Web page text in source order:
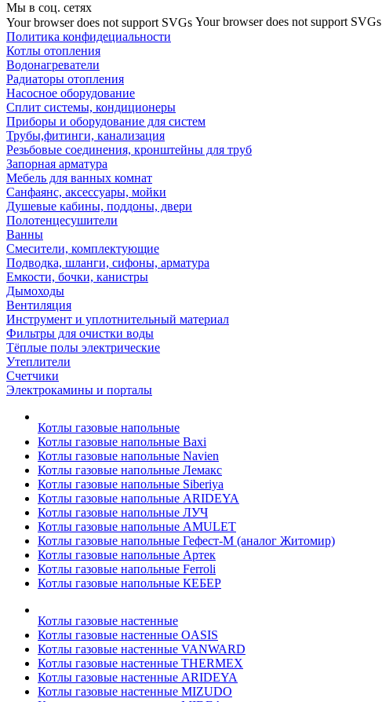
Мы в соц. сетях
Your browser does not support SVGs Your browser does not support SVGs
Политика конфидециальности
Котлы отопления
Водонагреватели
Радиаторы отопления
Насосное оборудование
Сплит системы, кондиционеры
Приборы и оборудование для систем
Трубы,фитинги, канализация
Резьбовые соединения, кронштейны для труб
Запорная арматура
Мебель для ванных комнат
Санфаянс, аксессуары, мойки
Душевые кабины, поддоны, двери
Полотенцесушители
Ванны
Смесители, комплектующие
Подводка, шланги, сифоны, арматура
Емкости, бочки, канистры
Дымоходы
Вентиляция
Инструмент и уплотнительный материал
Фильтры для очистки воды
Тёплые полы электрические
Утеплители
Счетчики
Электрокамины и порталы
Котлы газовые напольные
Котлы газовые напольные Baxi
Котлы газовые напольные Navien
Котлы газовые напольные Лемакс
Котлы газовые напольные Siberiya
Котлы газовые напольные ARIDEYA
Котлы газовые напольные ЛУЧ
Котлы газовые напольные AMULET
Котлы газовые напольные Гефест-М (аналог Житомир)
Котлы газовые напольные Артек
Котлы газовые напольные Ferroli
Котлы газовые напольные КЕБЕР
Котлы газовые настенные
Котлы газовые настенные OASIS
Котлы газовые настенные VANWARD
Котлы газовые настенные THERMEX
Котлы газовые настенные ARIDEYA
Котлы газовые настенные MIZUDO